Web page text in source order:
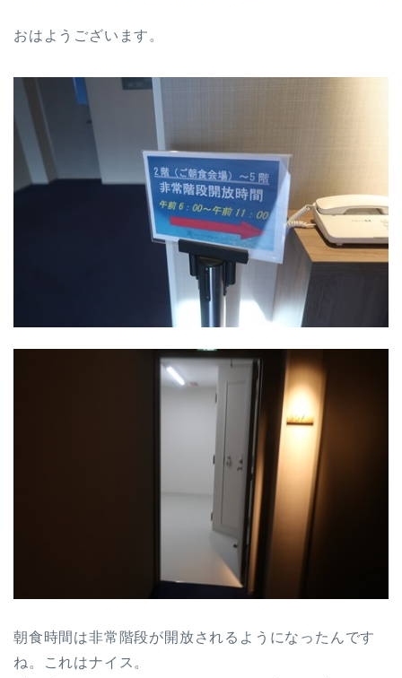
おはようございます。
朝食時間は非常階段が開放されるようになったんです
ね。これはナイス。